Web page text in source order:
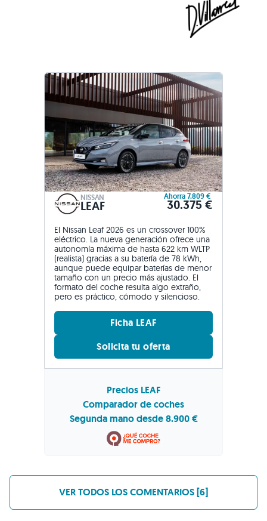
NISSAN
LEAF
Ahorra 7.809 €
30.375 €
El Nissan Leaf 2026 es un crossover 100%
eléctrico. La nueva generación ofrece una
autonomía máxima de hasta 622 km WLTP
(realista) gracias a su batería de 78 kWh,
aunque puede equipar baterías de menor
tamaño con un precio más ajustado. El
formato del coche resulta algo extraño,
pero es práctico, cómodo y silencioso.
Ficha LEAF
Solicita tu oferta
Precios LEAF
Comparador de coches
Segunda mano desde 8.900 €
VER TODOS LOS COMENTARIOS [6]